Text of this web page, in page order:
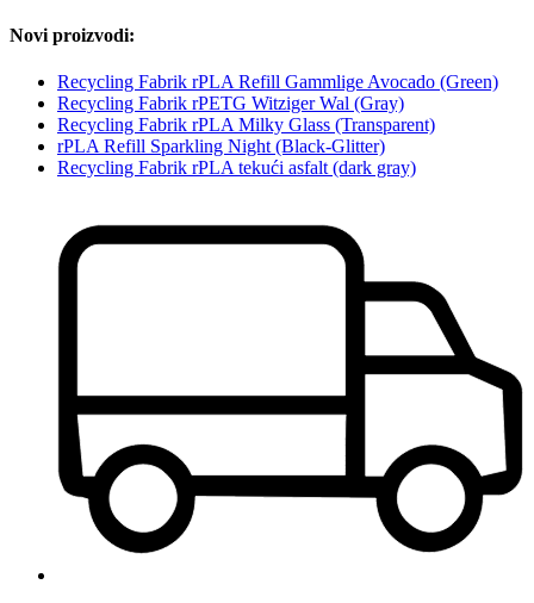
Novi proizvodi:
Recycling Fabrik rPLA Refill Gammlige Avocado (Green)
Recycling Fabrik rPETG Witziger Wal (Gray)
Recycling Fabrik rPLA Milky Glass (Transparent)
rPLA Refill Sparkling Night (Black-Glitter)
Recycling Fabrik rPLA tekući asfalt (dark gray)